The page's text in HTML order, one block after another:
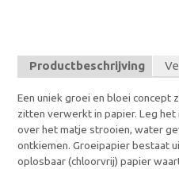
Productbeschrijving
Een uniek groei en bloei concept
zitten verwerkt in papier. Leg
over het matje strooien, water
ontkiemen. Groeipapier bestaat
oplosbaar (chloorvrij) papier